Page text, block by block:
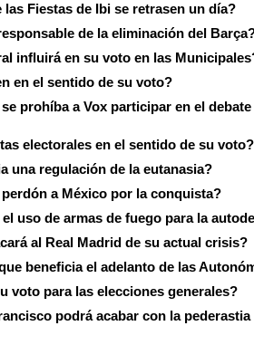
las Fiestas de Ibi se retrasen un día?
de la eliminación del
influirá en su voto en las
en el sentido de su voto?
prohíba a Vox participar en el debate
electorales en el sentido de su voto?
una regulación de la eutanasia?
a México por la conquista?
uso de armas de fuego para la
al Real Madrid de su actual crisis?
beneficia el adelanto de las
voto para las elecciones generales?
podrá acabar con la pederastia